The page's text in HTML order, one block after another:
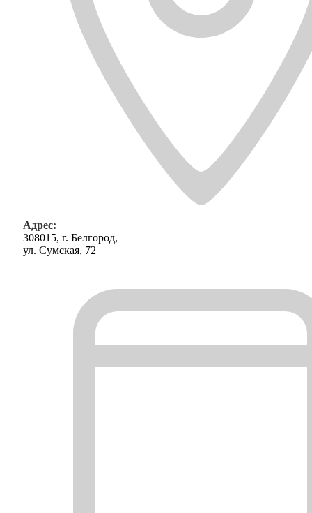
Адрес:
308015, г. Белгород,
ул. Сумская, 72